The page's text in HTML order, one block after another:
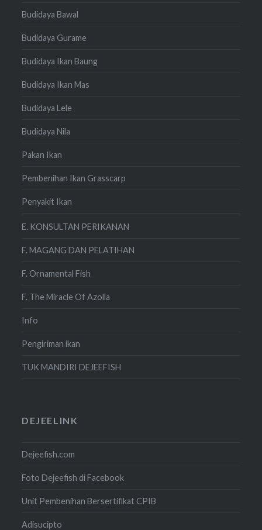
Budidaya Bawal
Budidaya Gurame
Budidaya Ikan Baung
Budidaya Ikan Mas
Budidaya Lele
Budidaya Nila
Pakan Ikan
Pembenihan Ikan Grasscarp
Penyakit Ikan
E. KONSULTAN PERIKANAN
F. MAGANG DAN PELATIHAN
F. Ornamental Fish
F. The Miracle Of Azolla
Info
Pengiriman ikan
TUK MANDIRI DEJEEFISH
DEJEELINK
Dejeefish.com
Foto Dejeefish di Facebook
Unit Pembenihan Bersertifikat CPIB
Adisucipto